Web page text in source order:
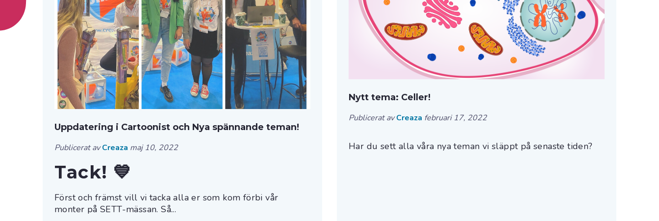
Uppdatering i Cartoonist och Nya spännande teman!
Publicerat avCreaza maj 10, 2022
Tack! 💙
Först och främst vill vi tacka alla er som kom förbi vår
monter på SETT-mässan. Så...
Nytt tema: Celler!
Publicerat avCreaza februari 17, 2022
Har du sett alla våra nya teman vi släppt på senaste tiden?